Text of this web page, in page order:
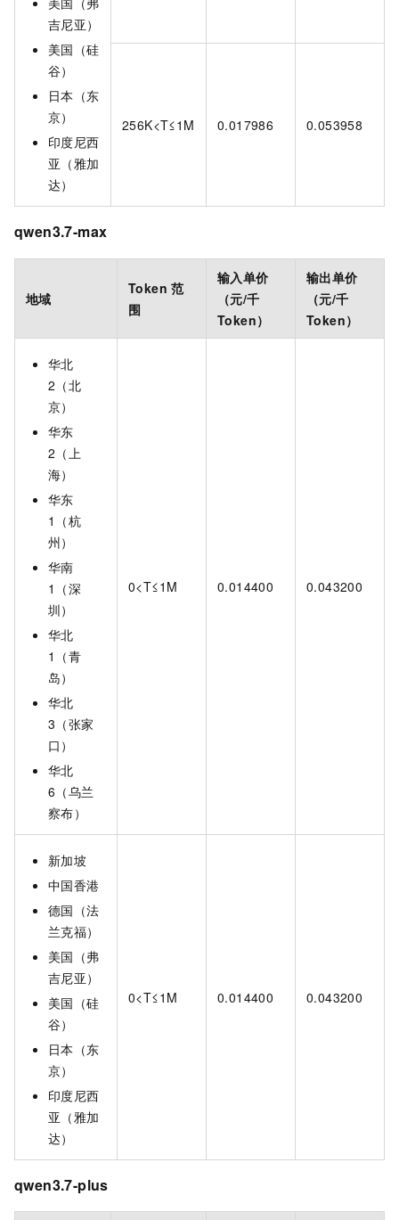
吉尼亚）
美国（硅
谷）
日本（东
京）
印度尼西
亚（雅加
达）
256K<T≤1M 0.017986 0.053958
qwen3.7-max
地域
Token 范
围
输入单价
（元/千
Token）
输出单价
（元/千
Token）
华北
2（北
京）
华东
2（上
海）
华东
1（杭
州）
华南
1（深
圳）
华北
1（青
岛）
华北
3（张家
口）
华北
6（乌兰
察布）
0<T≤1M 0.014400 0.043200
新加坡
中国香港
德国（法
兰克福）
美国（弗
吉尼亚）
美国（硅
谷）
日本（东
京）
印度尼西
亚（雅加
达）
0<T≤1M 0.014400 0.043200
qwen3.7-plus